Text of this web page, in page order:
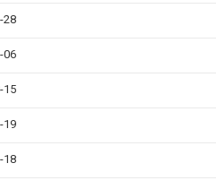
28
06
15
19
18